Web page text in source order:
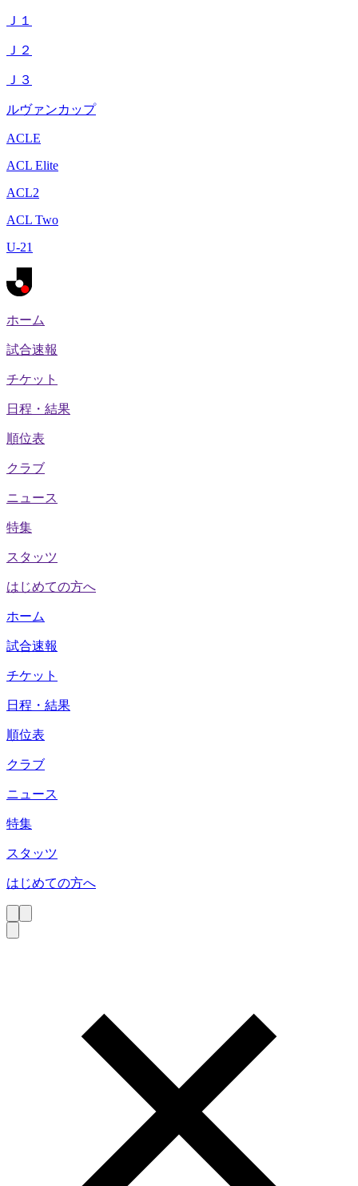
Ｊ１
Ｊ２
Ｊ３
ルヴァンカップ
ACLE
ACL Elite
ACL2
ACL Two
U-21
ホーム
試合速報
チケット
日程・結果
順位表
クラブ
ニュース
特集
スタッツ
はじめての方へ
ホーム
試合速報
チケット
日程・結果
順位表
クラブ
ニュース
特集
スタッツ
はじめての方へ